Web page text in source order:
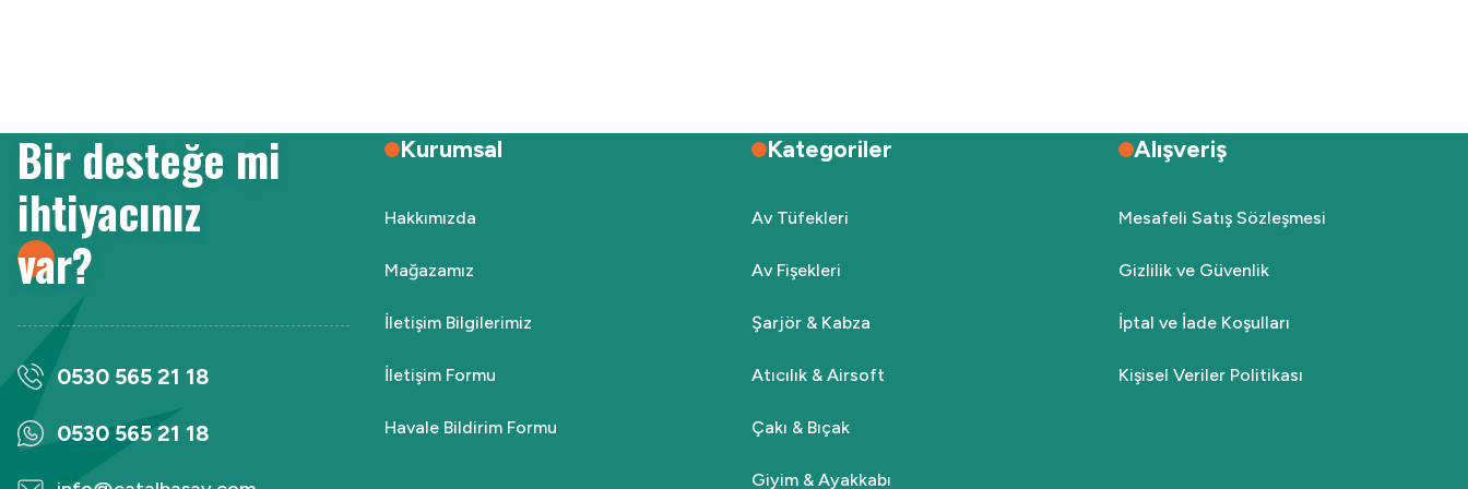
Bu ürüne benzer farklı alternatifler olmalı.
Bir desteğe mi
ihtiyacınız
var?
0530 565 21 18
0530 565 21 18
Kurumsal
Hakkımızda
Mağazamız
İletişim Bilgilerimiz
İletişim Formu
Havale Bildirim Formu
Kategoriler
Av Tüfekleri
Av Fişekleri
Şarjör & Kabza
Atıcılık & Airsoft
Çakı & Bıçak
Giyim & Ayakkabı
Alışveriş
Mesafeli Satış Sözleşmesi
Gizlilik ve Güvenlik
İptal ve İade Koşulları
Kişisel Veriler Politikası